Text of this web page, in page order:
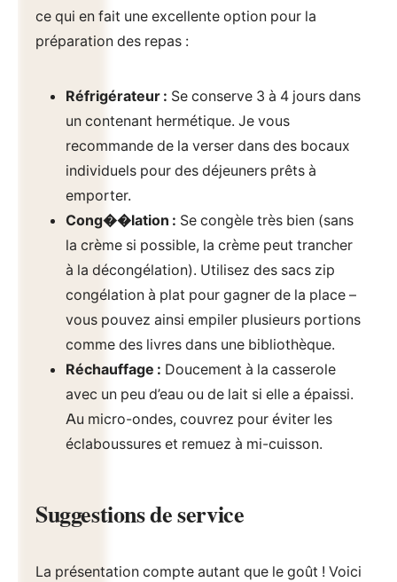
ce qui en fait une excellente option pour la
préparation des repas :
Réfrigérateur : Se conserve 3 à 4 jours dans
un contenant hermétique. Je vous
recommande de la verser dans des bocaux
individuels pour des déjeuners prêts à
emporter.
Cong��lation : Se congèle très bien (sans
la crème si possible, la crème peut trancher
à la décongélation). Utilisez des sacs zip
congélation à plat pour gagner de la place –
vous pouvez ainsi empiler plusieurs portions
comme des livres dans une bibliothèque.
Réchauffage : Doucement à la casserole
avec un peu d’eau ou de lait si elle a épaissi.
Au micro-ondes, couvrez pour éviter les
éclaboussures et remuez à mi-cuisson.
Suggestions de service
La présentation compte autant que le goût ! Voici